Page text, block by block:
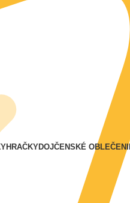
HRAČKYDOJČENSKÉ